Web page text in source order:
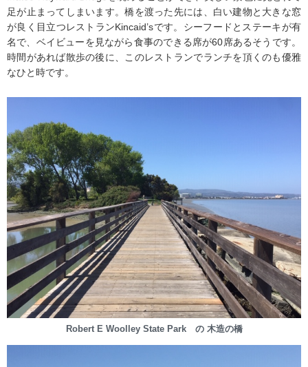
足が止まってしまいます。橋を渡った先には、白い建物と大きな窓
が良く目立つレストランKincaid’sです。シーフードとステーキが有
名で、ベイビューを見ながら食事のできる席が60席あるそうです。
時間があれば散歩の後に、このレストランでランチを頂くのも優雅
なひと時です。
Robert E Woolley State Park の 木造の橋